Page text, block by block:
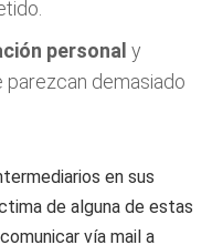
personal y
demasiado
en sus
de alguna de estas
vía mail a